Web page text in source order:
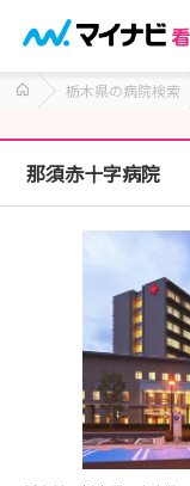
栃木県の病院検索
那須赤十字病院